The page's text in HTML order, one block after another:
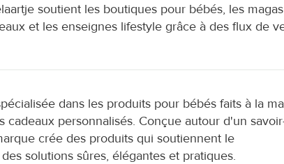
soutient les boutiques pour bébés, les
et les enseignes lifestyle grâce à des flux de
dans les produits pour bébés faits à la
personnalisés. Conçue autour d'un
crée des produits qui soutiennent le
solutions sûres, élégantes et pratiques.